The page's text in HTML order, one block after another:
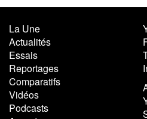
La Une
Actualités
Essais
Reportages
Comparatifs
Vidéos
Podcasts